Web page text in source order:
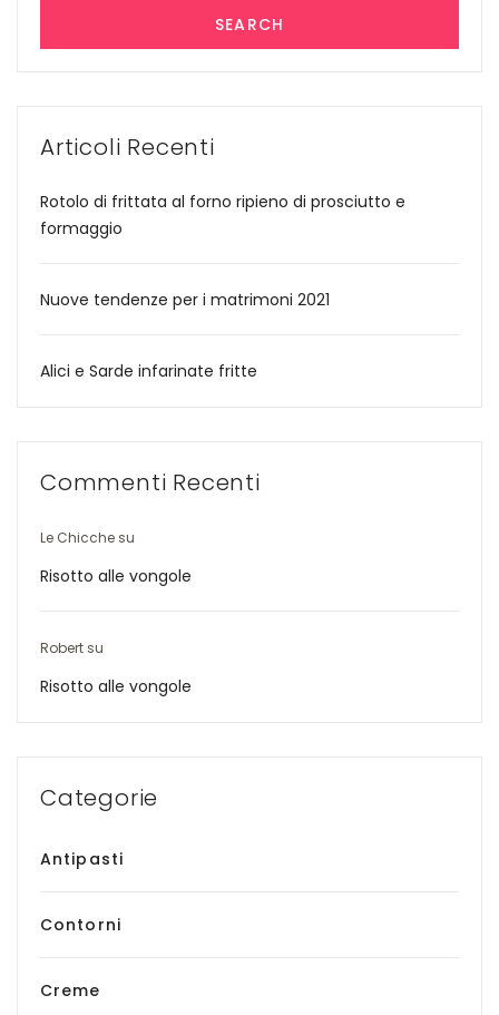
SEARCH
Articoli Recenti
Rotolo di frittata al forno ripieno di prosciutto e
formaggio
Nuove tendenze per i matrimoni 2021
Alici e Sarde infarinate fritte
Commenti Recenti
Le Chicche su
Risotto alle vongole
Robert su
Risotto alle vongole
Categorie
Antipasti
Contorni
Creme